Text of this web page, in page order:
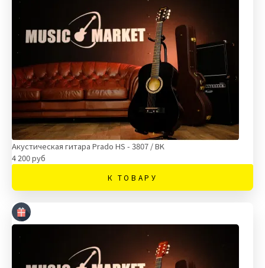
Акустическая гитара Prado HS - 3807 / BK
4 200 руб
К ТОВАРУ